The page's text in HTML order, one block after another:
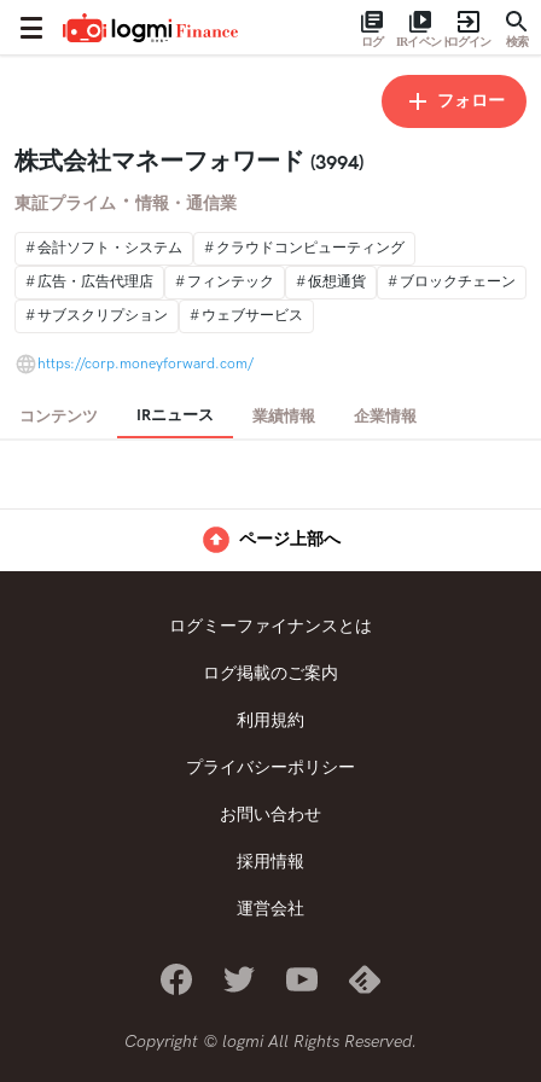
ログ IRイベントログイン 検索
フォロー
株式会社マネーフォワード (3994)
東証プライム ・ 情報・通信業
会計ソフト・システム
クラウドコンピューティング
広告・広告代理店
フィンテック 仮想通貨
ブロックチェーン
サブスクリプション
ウェブサービス
https://corp.moneyforward.com/
コンテンツ IRニュース 業績情報 企業情報
ページ上部へ
ログミーファイナンスとは
ログ掲載のご案内
利用規約
プライバシーポリシー
お問い合わせ
採用情報
運営会社
Copyright © logmi All Rights Reserved.